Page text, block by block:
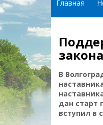
Главная
В
дан старт
вступил в